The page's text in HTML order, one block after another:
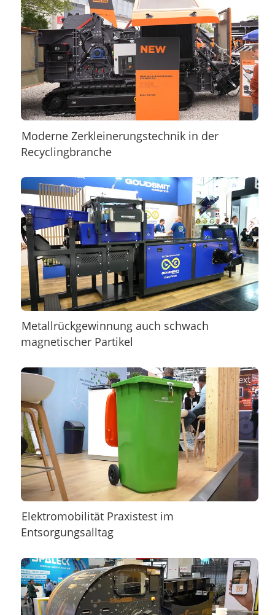
Moderne Zerkleinerungstechnik in der
Recyclingbranche
Metallrückgewinnung auch schwach
magnetischer Partikel
Elektromobilität Praxistest im
Entsorgungsalltag